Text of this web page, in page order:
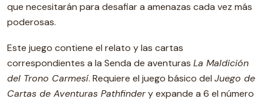
que necesitarán para desafiar a amenazas cada vez más
poderosas.
Este juego contiene el relato y las cartas
correspondientes a la Senda de aventuras La Maldición
del Trono Carmesí. Requiere el juego básico del Juego de
Cartas de Aventuras Pathfindery expande a 6 el número